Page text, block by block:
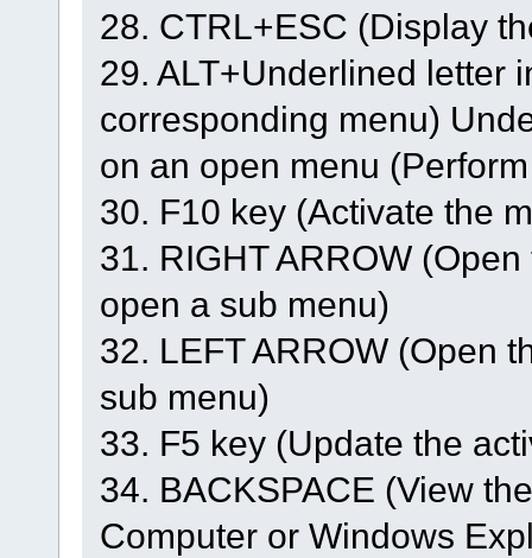
28. CTRL+ESC (Display
29. ALT+Underlined letter
corresponding menu)
on an open menu
30. F10 key (Activate the
31. RIGHT ARROW
open a sub menu)
32. LEFT ARROW (Open
sub menu)
33. F5 key (Update the
34. BACKSPACE (View
Computer or Windows